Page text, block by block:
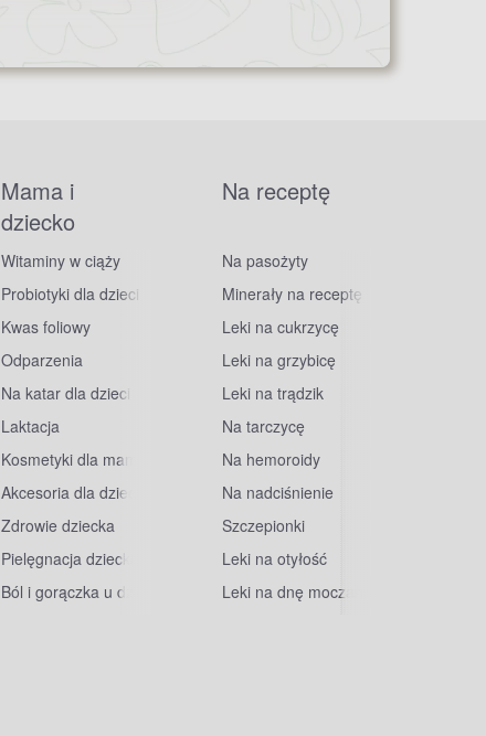
Mama i
dziecko
Witaminy w ciąży
Probiotyki dla dzieci
Kwas foliowy
Odparzenia
Na katar dla dzieci
Laktacja
Kosmetyki dla mam
Akcesoria dla dzieci
Zdrowie dziecka
Pielęgnacja dziecka
Ból i gorączka u dzieci
Na receptę
Na pasożyty
Minerały na receptę
Leki na cukrzycę
Leki na grzybicę
Leki na trądzik
Na tarczycę
Na hemoroidy
Na nadciśnienie
Szczepionki
Leki na otyłość
Leki na dnę moczanową